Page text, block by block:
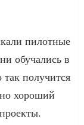
пилотные
обучались в
получится
хороший